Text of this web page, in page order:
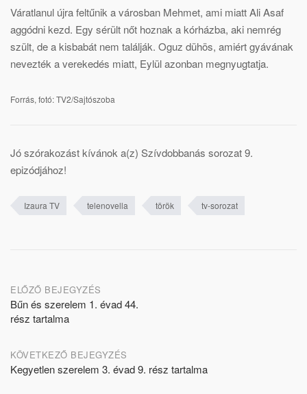
Váratlanul újra feltűnik a városban Mehmet, ami miatt Ali Asaf
aggódni kezd. Egy sérült nőt hoznak a kórházba, aki nemrég
szült, de a kisbabát nem találják. Oguz dühös, amiért gyávának
nevezték a verekedés miatt, Eylül azonban megnyugtatja.
Forrás, fotó: TV2/Sajtószoba
Jó szórakozást kívánok a(z) Szívdobbanás sorozat 9.
epizódjához!
Izaura TV telenovella török tv-sorozat
Post
navigation
ELŐZŐ BEJEGYZÉS
Bűn és szerelem 1. évad 44.
rész tartalma
KÖVETKEZŐ BEJEGYZÉS
Kegyetlen szerelem 3. évad 9. rész tartalma